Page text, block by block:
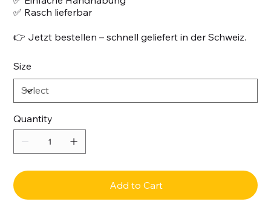
✅ Rasch lieferbar
👉 Jetzt bestellen – schnell geliefert in der Schweiz.
Size
Quantity
Add to Cart